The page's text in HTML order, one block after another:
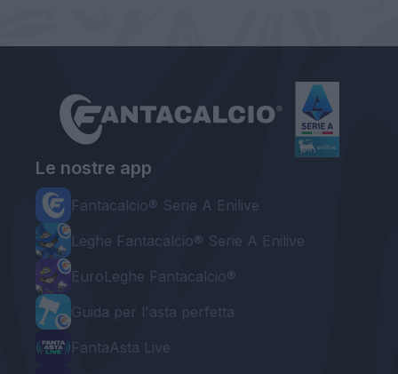
Le nostre app
Fantacalcio® Serie A Enilive
Leghe Fantacalcio® Serie A Enilive
EuroLeghe Fantacalcio®
Guida per l'asta perfetta
FantaAsta Live